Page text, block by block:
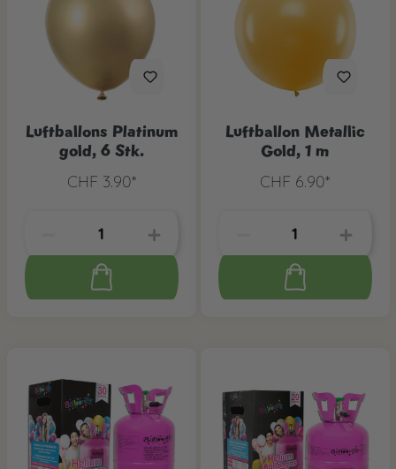
Luftballons Platinum
gold, 6 Stk.
CHF 3.90*
Luftballon Metallic
Gold, 1 m
CHF 6.90*